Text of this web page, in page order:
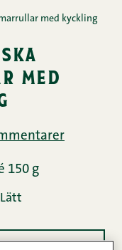
med kyckling
med
150 g
Lätt